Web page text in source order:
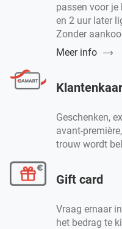
passen voor je
en 2 uur later
Zonder
Meer info
Geschenken,
avant-
trouw wordt
Gift card
Vraag ernaar
het bedrag te